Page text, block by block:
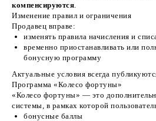
компенсируются.
Изменение правил и ограничения
Продавец вправе:
изменять правила начисления и
временно приостанавливать или
бонусную программу
Актуальные условия всегда
Программа «Колесо фортуны»
«Колесо фортуны» — это
системы, в рамках которой
бонусные баллы